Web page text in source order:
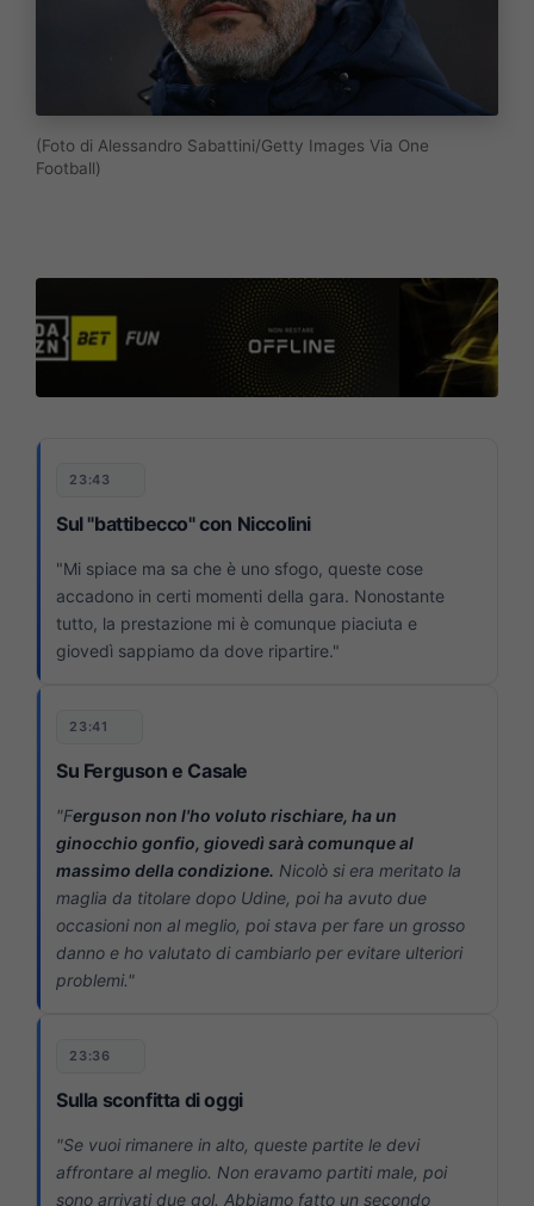
(Foto di Alessandro Sabattini/Getty Images Via One
Football)
23:43
Sul "battibecco" con Niccolini
"Mi spiace ma sa che è uno sfogo, queste cose
accadono in certi momenti della gara. Nonostante
tutto, la prestazione mi è comunque piaciuta e
giovedì sappiamo da dove ripartire."
23:41
Su Ferguson e Casale
"Ferguson non l'ho voluto rischiare, ha un
ginocchio gonfio, giovedì sarà comunque al
massimo della condizione. Nicolò si era meritato la
maglia da titolare dopo Udine, poi ha avuto due
occasioni non al meglio, poi stava per fare un grosso
danno e ho valutato di cambiarlo per evitare ulteriori
problemi."
23:36
Sulla sconfitta di oggi
"Se vuoi rimanere in alto, queste partite le devi
affrontare al meglio. Non eravamo partiti male, poi
sono arrivati due gol. Abbiamo fatto un secondo